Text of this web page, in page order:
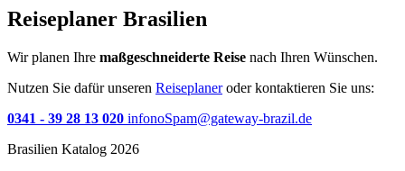
Reiseplaner Brasilien
Wir planen Ihre maßgeschneiderte Reise nach Ihren Wünschen.
Nutzen Sie dafür unseren Reiseplaneroder kontaktieren Sie uns:
0341 - 39 28 13 020 infonoSpam@gateway-brazil.de
Brasilien Katalog 2026